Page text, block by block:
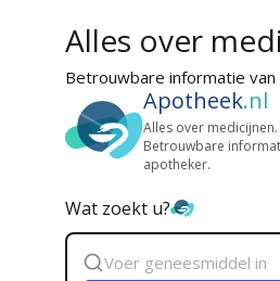
Alles over
Betrouwbare informatie
Apotheek.nl
Alles over medicijnen.
Betrouwbare
apotheker.
Wat zoekt u?
Zoek
geneesmiddel